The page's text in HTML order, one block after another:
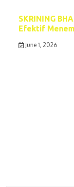
SKRINING
Efektif
June 1, 2026